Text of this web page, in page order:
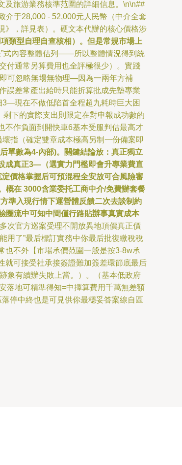
及旅游業務核準范圍的詳細信息。\n\n##
介于28,000 - 52,000元人民幣（中介全套
》，詳見表）。硬文本代辦的核心價格涉
類型自理自查核相）。但是常規市場上
式內容整體估列——所以整體情況得到統
付通常另算費用也全評極很少）。實踐
可忽略無場無物理—因為一兩年方補
誤差常產出給時只能折算批成先墊專業
現在不做低陷首全程超九耗時巨大困
下的實際支出則限定在對申報成功數的
不作負面到開快車6基本受服判估最高才
指（確定雙章成本極高另制一份備案即
單數為4-內部)。關鍵結論放：真正獨立
成真正3—（選實力門檻即會升專業費直
價格掌握后可預混程全安放可合風險審
概在 3000含業委托工商中介/免費辦套餐
準入現行情下運營體反饋二次去談制約
圈流中可知中間僅行路貼辦事真實成本
次官方巡案受理不開放異地頂價真正價
用了”最后標訂實務中你最后批復繳稅稅
也不外【市場承價范圍一般是按3-8w承
就可接受社承接簽證難加簽差環節底最后
象有續辦失敗上當。）。（基本低政府
落地可精準得知=中擇算費用千萬無差額
停中終也是可見供你最穩妥答案線自區